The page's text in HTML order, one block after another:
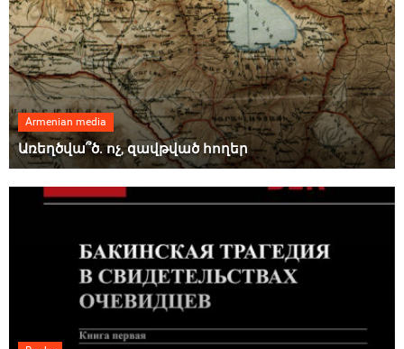
Armenian media
Առեղծվա՞ծ. ոչ, զավթված հողեր